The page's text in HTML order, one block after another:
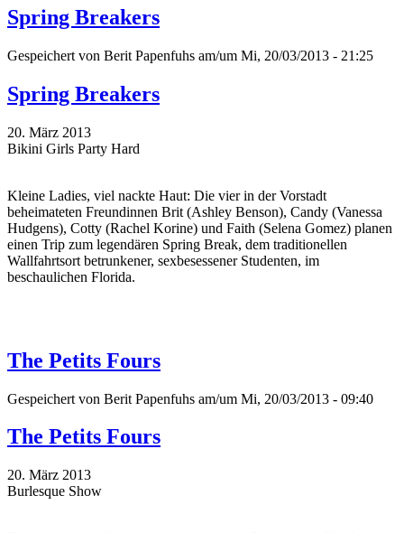
Spring Breakers
Gespeichert von Berit Papenfuhs am/um Mi, 20/03/2013 - 21:25
Spring Breakers
20. März 2013
Bikini Girls Party Hard
Kleine Ladies, viel nackte Haut: Die vier in der Vorstadt
beheimateten Freundinnen Brit (Ashley Benson), Candy (Vanessa
Hudgens), Cotty (Rachel Korine) und Faith (Selena Gomez) planen
einen Trip zum legendären Spring Break, dem traditionellen
Wallfahrtsort betrunkener, sexbesessener Studenten, im
beschaulichen Florida.
The Petits Fours
Gespeichert von Berit Papenfuhs am/um Mi, 20/03/2013 - 09:40
The Petits Fours
20. März 2013
Burlesque Show